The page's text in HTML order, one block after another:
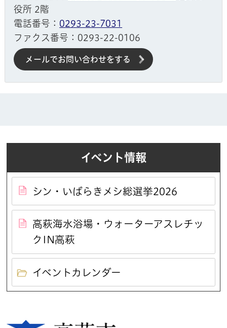
役所 2階
電話番号： 0293-23-7031
ファクス番号：0293-22-0106
メールでお問い合わせをする
イベント情報
シン・いばらきメシ総選挙2026
高萩海水浴場・ウォーターアスレチッ
クIN高萩
イベントカレンダー